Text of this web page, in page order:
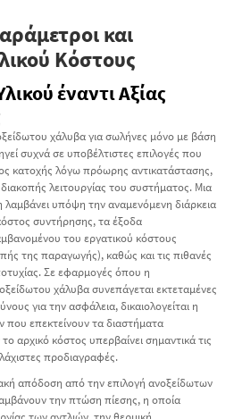
και
Κόστους
έναντι Αξίας
χάλυβα για σωλήνες μόνο με βάση
συχνά σε υποβέλτιστες επιλογές που
κατοχής λόγω πρόωρης αντικατάστασης,
λειτουργίας του συστήματος. Μια
λαμβάνει υπόψη την αναμενόμενη διάρκεια
συντήρησης, τα έξοδα
του εργατικού κόστους
της παραγωγής), καθώς και τις πιθανές
Σε εφαρμογές όπου η
χάλυβα συνεπάγεται εκτεταμένες
για την ασφάλεια, δικαιολογείται η
επεκτείνουν τα διαστήματα
αρχικό κόστος υπερβαίνει σημαντικά τις
προδιαγραφές.
απόδοση από την επιλογή ανοξείδωτων
την πτώση πίεσης, η οποία